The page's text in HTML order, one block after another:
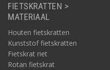
FIETSKRATTEN >
MATERIAAL
Houten fietskratten
Kunststof fietskratten
Fietskrat riet
Rotan fietskrat